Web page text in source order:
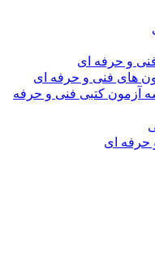
و حرفه ای
های فنی و حرفه ای
آزمون کتبی فنی و حرفه
حرفه ای